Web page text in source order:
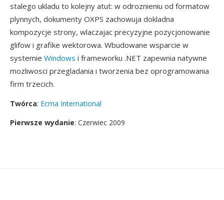
stalego ukladu to kolejny atut: w odroznieniu od formatow
plynnych, dokumenty OXPS zachowuja dokladna
kompozycje strony, wlaczajac precyzyjne pozycjonowanie
glifow i grafike wektorowa. Wbudowane wsparcie w
systemie Windows i frameworku .NET zapewnia natywne
mozliwosci przegladania i tworzenia bez oprogramowania
firm trzecich.
Twórca: Ecma International
Pierwsze wydanie: Czerwiec 2009